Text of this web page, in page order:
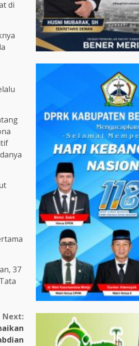
di
37
Next: